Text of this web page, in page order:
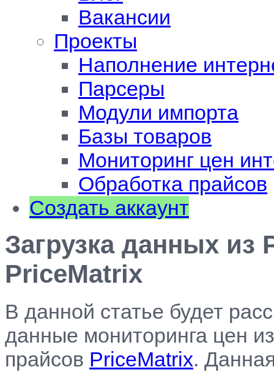
Вакансии
Проекты
Наполнение
Парсеры
Модули импорта
Базы товаров
Мониторинг цен
Обработка прайсов
Создать аккаунт
Загрузка данных из
PriceMatrix
В данной статье будет
данные мониторинга цен
прайсов PriceMatrix.